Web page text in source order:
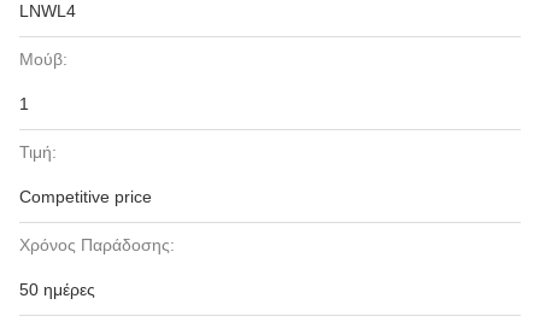
LNWL4
Μούβ:
1
Τιμή:
Competitive price
Χρόνος Παράδοσης:
50 ημέρες